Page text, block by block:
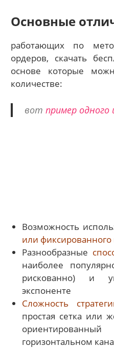
Основные
работающих по
ордеров, скачать
основе которые
количестве:
вот пример одного
Возможность
или фиксированного
Разнообразные
наиболее
рискованно) и
экспоненте
Сложность
простая сетка или
горизонтальном